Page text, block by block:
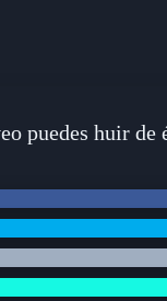
puedes huir de